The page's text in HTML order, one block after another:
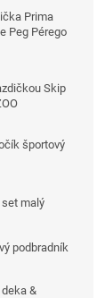
Prima
Peg Pérego
Skip
športový
set malý
podbradník
&